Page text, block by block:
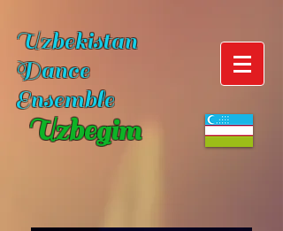
Uzbekistan
Dance
Ensemble
Uzbegim